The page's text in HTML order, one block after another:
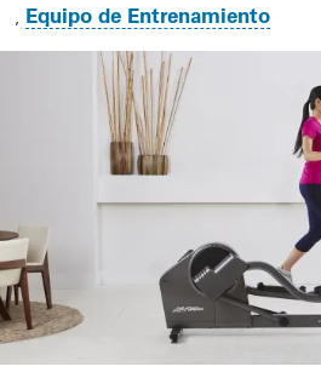
Equipo de Entrenamiento